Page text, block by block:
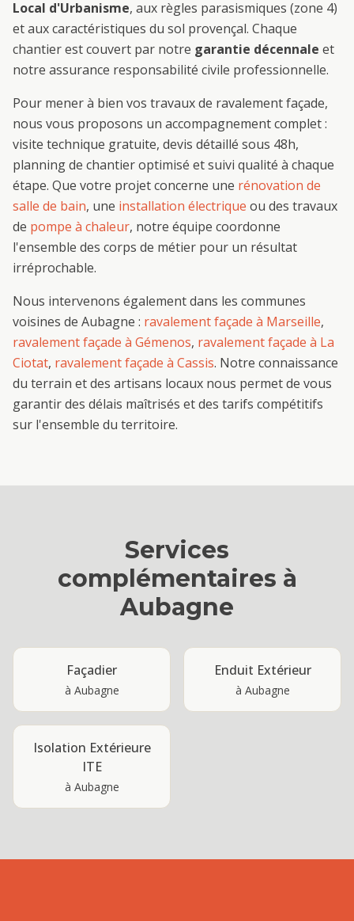
Local d'Urbanisme, aux règles parasismiques (zone 4)
et aux caractéristiques du sol provençal. Chaque
chantier est couvert par notre garantie décennale et
notre assurance responsabilité civile professionnelle.
Pour mener à bien vos travaux de ravalement façade,
nous vous proposons un accompagnement complet :
visite technique gratuite, devis détaillé sous 48h,
planning de chantier optimisé et suivi qualité à chaque
étape. Que votre projet concerne une rénovation de
salle de bain, une installation électrique ou des travaux
de pompe à chaleur, notre équipe coordonne
l'ensemble des corps de métier pour un résultat
irréprochable.
Nous intervenons également dans les communes
voisines de Aubagne : ravalement façade à Marseille,
ravalement façade à Gémenos, ravalement façade à La
Ciotat, ravalement façade à Cassis. Notre connaissance
du terrain et des artisans locaux nous permet de vous
garantir des délais maîtrisés et des tarifs compétitifs
sur l'ensemble du territoire.
Services
complémentaires à
Aubagne
Façadier
à Aubagne
Enduit Extérieur
à Aubagne
Isolation Extérieure
ITE
à Aubagne